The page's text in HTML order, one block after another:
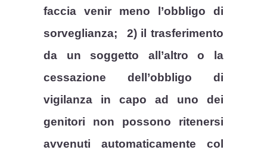
faccia venir meno l’obbligo di
sorveglianza;
2) il trasferimento
da un soggetto all’altro o la
cessazione dell’obbligo di
vigilanza in capo ad uno dei
genitori non possono ritenersi
avvenuti automaticamente col